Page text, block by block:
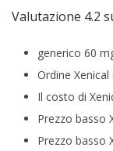
Valutazione 4.2
generico 60
Ordine
Il costo di
Prezzo basso
Prezzo basso